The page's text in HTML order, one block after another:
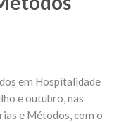
em Hospitalidade
e outubro, nas
e Métodos, com o